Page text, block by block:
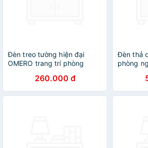
Đèn treo tường hiện đại
OMERO trang trí phòng
trọng dùng bóng LED tiết
kiệm điện
260.000 đ
Đèn thả
phòng
đẹp
tháng